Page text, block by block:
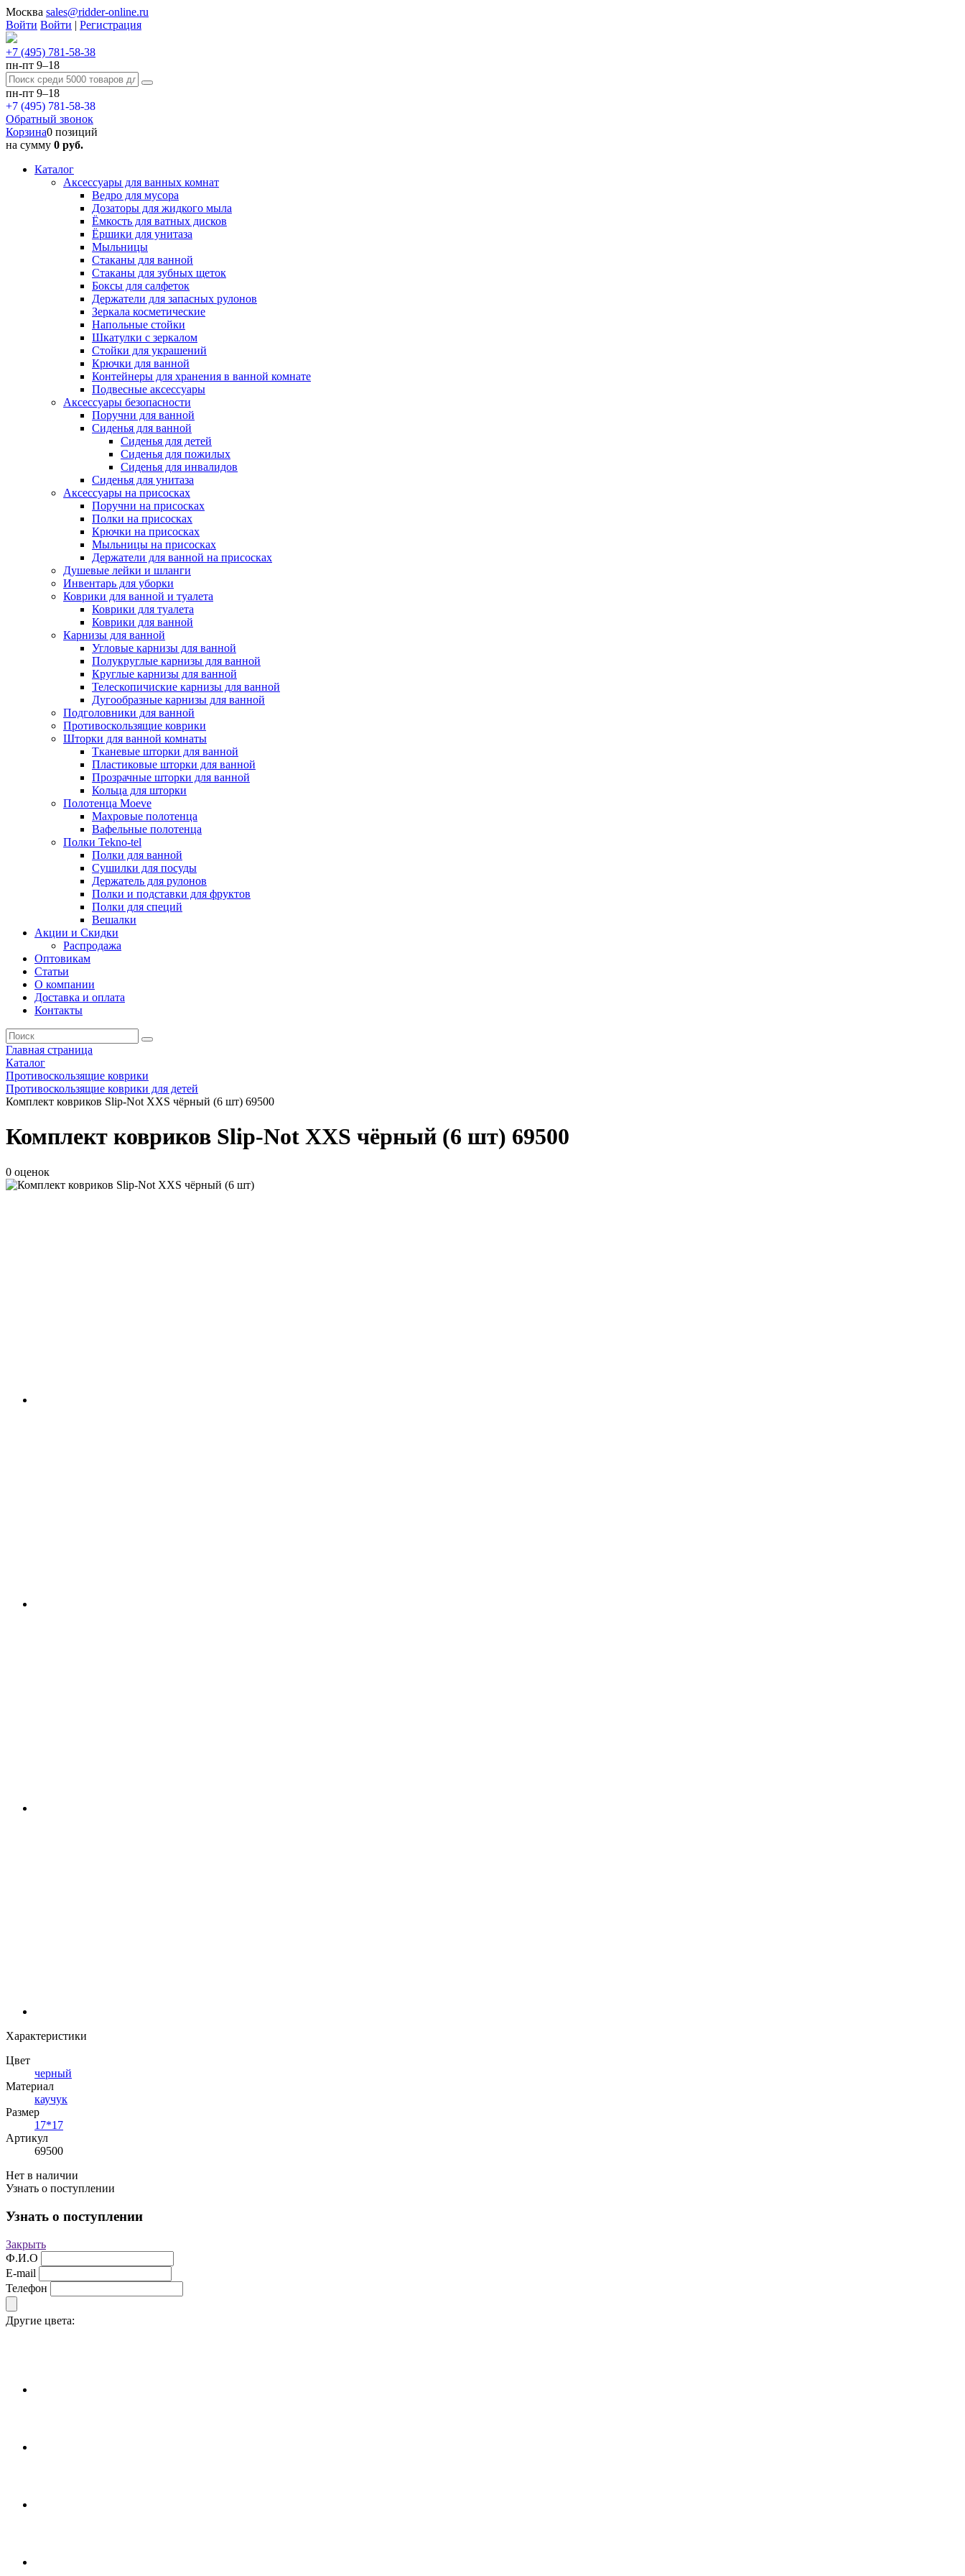
Москва sales@ridder-online.ru
Войти Войти | Регистрация
+7 (495) 781-58-38
пн-пт 9–18
пн-пт 9–18
+7 (495) 781-58-38
Обратный звонок
Корзина0 позиций
на сумму 0 руб.
Каталог
Аксессуары для ванных комнат
Ведро для мусора
Дозаторы для жидкого мыла
Ёмкость для ватных дисков
Ёршики для унитаза
Мыльницы
Стаканы для ванной
Стаканы для зубных щеток
Боксы для салфеток
Держатели для запасных рулонов
Зеркала косметические
Напольные стойки
Шкатулки с зеркалом
Стойки для украшений
Крючки для ванной
Контейнеры для хранения в ванной комнате
Подвесные аксессуары
Аксессуары безопасности
Поручни для ванной
Сиденья для ванной
Сиденья для детей
Сиденья для пожилых
Сиденья для инвалидов
Сиденья для унитаза
Аксессуары на присосках
Поручни на присосках
Полки на присосках
Крючки на присосках
Мыльницы на присосках
Держатели для ванной на присосках
Душевые лейки и шланги
Инвентарь для уборки
Коврики для ванной и туалета
Коврики для туалета
Коврики для ванной
Карнизы для ванной
Угловые карнизы для ванной
Полукруглые карнизы для ванной
Круглые карнизы для ванной
Телескопичиские карнизы для ванной
Дугообразные карнизы для ванной
Подголовники для ванной
Противоскользящие коврики
Шторки для ванной комнаты
Тканевые шторки для ванной
Пластиковые шторки для ванной
Прозрачные шторки для ванной
Кольца для шторки
Полотенца Moeve
Махровые полотенца
Вафельные полотенца
Полки Tekno-tel
Полки для ванной
Сушилки для посуды
Держатель для рулонов
Полки и подставки для фруктов
Полки для специй
Вешалки
Акции и Скидки
Распродажа
Оптовикам
Статьи
О компании
Доставка и оплата
Контакты
Главная страница
Каталог
Противоскользящие коврики
Противоскользящие коврики для детей
Комплект ковриков Slip-Not XXS чёрный (6 шт) 69500
Комплект ковриков Slip-Not XXS чёрный (6 шт) 69500
0 оценок
Характеристики
Цвет
черный
Материал
каучук
Размер
17*17
Артикул
69500
Нет в наличии
Узнать о поступлении
Узнать о поступлении
Закрыть
Ф.И.О
E-mail
Телефон
Другие цвета: